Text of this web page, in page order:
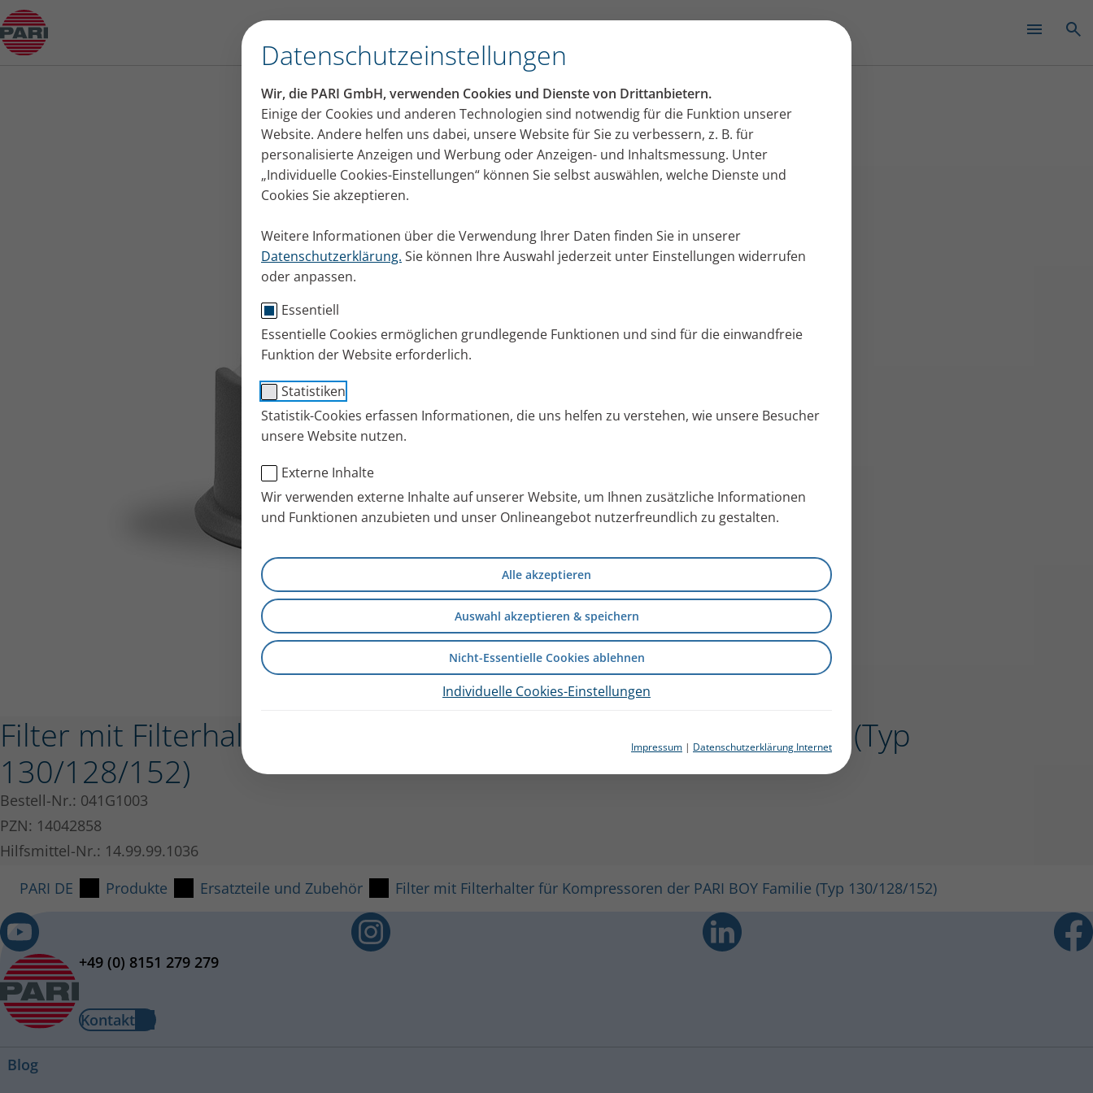
Datenschutzeinstellungen
Wir, die PARI GmbH, verwenden Cookies und Dienste von Drittanbietern.
Einige der Cookies und anderen Technologien sind notwendig für die Funktion unserer
Website. Andere helfen uns dabei, unsere Website für Sie zu verbessern, z. B. für
personalisierte Anzeigen und Werbung oder Anzeigen- und Inhaltsmessung. Unter
„Individuelle Cookies-Einstellungen“ können Sie selbst auswählen, welche Dienste und
Cookies Sie akzeptieren.
Weitere Informationen über die Verwendung Ihrer Daten finden Sie in unserer
Datenschutzerklärung. Sie können Ihre Auswahl jederzeit unter Einstellungen widerrufen
oder anpassen.
Essentiell
Essentielle Cookies ermöglichen grundlegende Funktionen und sind für die einwandfreie
Funktion der Website erforderlich.
Statistiken
Statistik-Cookies erfassen Informationen, die uns helfen zu verstehen, wie unsere Besucher
unsere Website nutzen.
Externe Inhalte
Wir verwenden externe Inhalte auf unserer Website, um Ihnen zusätzliche Informationen
und Funktionen anzubieten und unser Onlineangebot nutzerfreundlich zu gestalten.
Alle akzeptieren
Auswahl akzeptieren & speichern
Nicht-Essentielle Cookies ablehnen
Individuelle Cookies-Einstellungen
Impressum | Datenschutzerklärung Internet
Produktberater
Filter mit Filterhalter für Kompressoren der PARI BOY Familie (Typ
130/128/152)
Bestell-Nr.: 041G1003
PZN: 14042858
Hilfsmittel-Nr.: 14.99.99.1036
PARI DE
Produkte Ersatzteile und Zubehör Filter mit Filterhalter für Kompressoren der PARI BOY Familie (Typ 130/128/152)
+49 (0) 8151 279 279
Kontakt
Blog